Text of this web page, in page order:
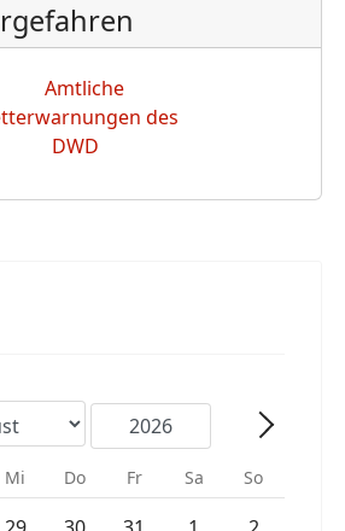
Mi Do Fr Sa So
Einzelne Veranstaltung
Einzelne Veranstaltung